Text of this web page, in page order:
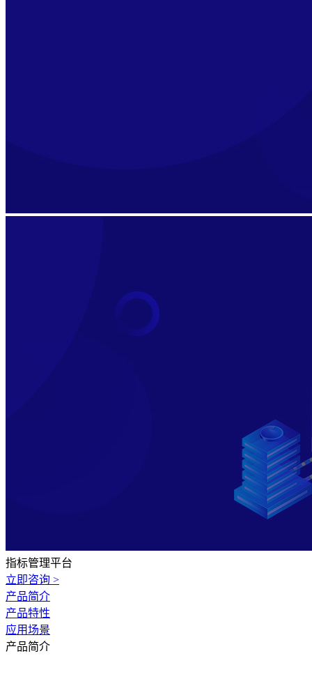
指标管理平台
立即咨询 >
产品简介
产品特性
应用场景
产品简介